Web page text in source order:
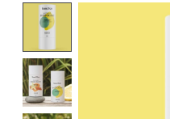
Product image